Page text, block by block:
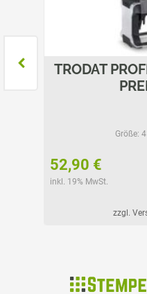
TRODAT
Größe:
52,90 €
inkl. 19% MwSt.
zzgl.